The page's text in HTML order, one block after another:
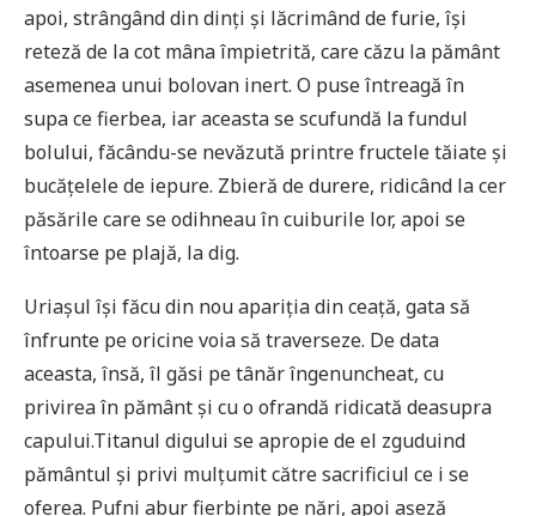
apoi, strângând din dinți și lăcrimând de furie, își
reteză de la cot mâna împietrită, care căzu la pământ
asemenea unui bolovan inert. O puse întreagă în
supa ce fierbea, iar aceasta se scufundă la fundul
bolului, făcându-se nevăzută printre fructele tăiate și
bucățelele de iepure. Zbieră de durere, ridicând la cer
păsările care se odihneau în cuiburile lor, apoi se
întoarse pe plajă, la dig.
Uriașul își făcu din nou apariția din ceață, gata să
înfrunte pe oricine voia să traverseze. De data
aceasta, însă, îl găsi pe tânăr îngenuncheat, cu
privirea în pământ și cu o ofrandă ridicată deasupra
capului.Titanul digului se apropie de el zguduind
pământul și privi mulțumit către sacrificiul ce i se
oferea. Pufni abur fierbinte pe nări, apoi așeză